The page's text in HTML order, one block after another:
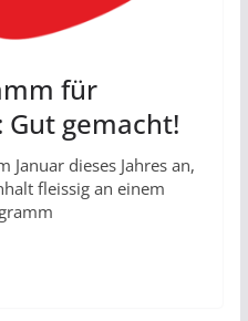
für
Gut gemacht!
Januar dieses Jahres an,
fleissig an einem